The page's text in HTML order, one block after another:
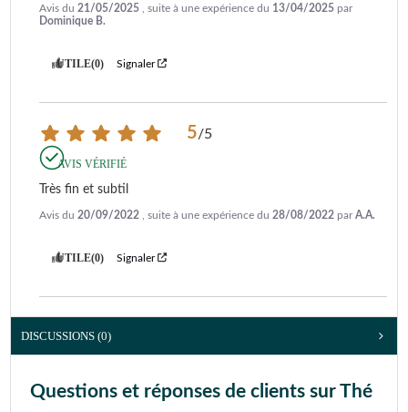
Avis du 21/05/2025 , suite à une expérience du 13/04/2025 par
Dominique B.
UTILE(0) Signaler
5/5
AVIS VÉRIFIÉ
Très fin et subtil
Avis du 20/09/2022 , suite à une expérience du 28/08/2022 parA.A.
UTILE(0) Signaler
DISCUSSIONS (0)
Questions et réponses de clients sur Thé